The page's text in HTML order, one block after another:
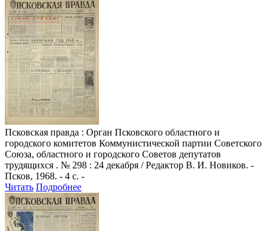
Псковская правда : Орган Псковского областного и
городского комитетов Коммунистической партии Советского
Союза, областного и городского Советов депутатов
трудящихся . № 298 : 24 декабря / Редактор В. И. Новиков. -
Псков, 1968. - 4 с. -
Читать Подробнее